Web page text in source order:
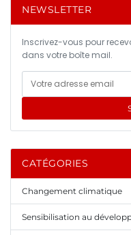
NEWSLETTER
Inscrivez-vous pour
dans votre boîte mail.
CATÉGORIES
Changement climatique
Sensibilisation au